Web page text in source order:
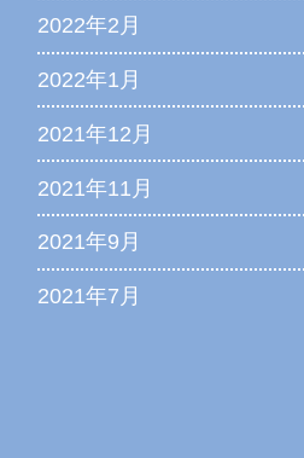
2022年2月
2022年1月
2021年12月
2021年11月
2021年9月
2021年7月